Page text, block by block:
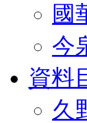
國
今
資料
久